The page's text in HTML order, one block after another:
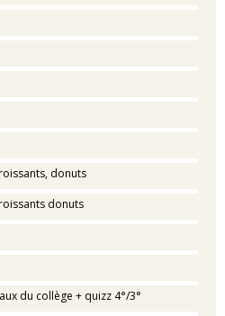
donuts
donuts
du collège + quizz 4°/3°